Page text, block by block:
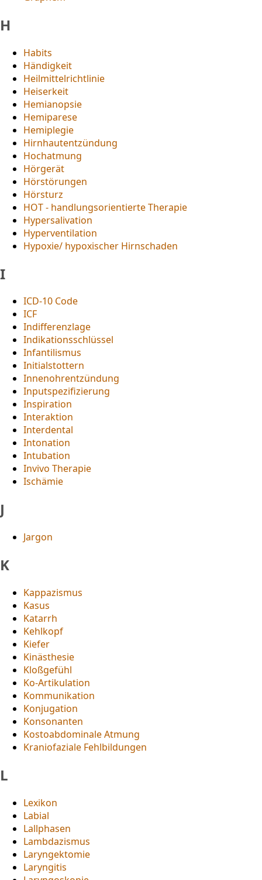
H
Habits
Händigkeit
Heilmittelrichtlinie
Heiserkeit
Hemianopsie
Hemiparese
Hemiplegie
Hirnhautentzündung
Hochatmung
Hörgerät
Hörstörungen
Hörsturz
HOT - handlungsorientierte Therapie
Hypersalivation
Hyperventilation
Hypoxie/ hypoxischer Hirnschaden
I
ICD-10 Code
ICF
Indifferenzlage
Indikationsschlüssel
Infantilismus
Initialstottern
Innenohrentzündung
Inputspezifizierung
Inspiration
Interaktion
Interdental
Intonation
Intubation
Invivo Therapie
Ischämie
J
Jargon
K
Kappazismus
Kasus
Katarrh
Kehlkopf
Kiefer
Kinästhesie
Kloßgefühl
Ko-Artikulation
Kommunikation
Konjugation
Konsonanten
Kostoabdominale Atmung
Kraniofaziale Fehlbildungen
L
Lexikon
Labial
Lallphasen
Lambdazismus
Laryngektomie
Laryngitis